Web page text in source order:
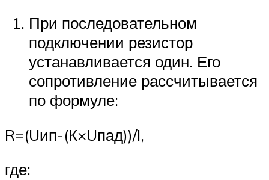
При последовательном
подключении резистор
устанавливается один. Его
сопротивление рассчитывается
по формуле:
R=(Uип-(К×Uпад))/I,
где: